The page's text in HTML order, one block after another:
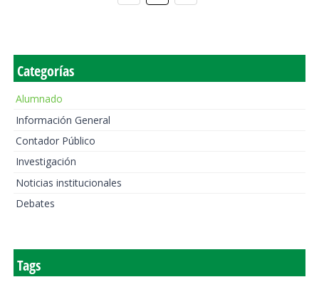
Categorías
Alumnado
Información General
Contador Público
Investigación
Noticias institucionales
Debates
Tags